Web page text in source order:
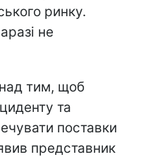
ринку.
не
тим, щоб
та
поставки
представник